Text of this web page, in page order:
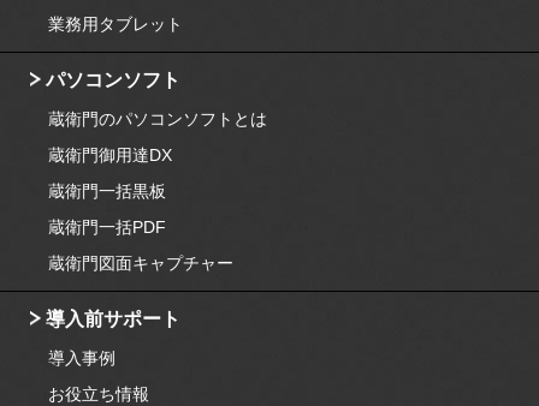
業務用タブレット
パソコンソフト
蔵衛門のパソコンソフトとは
蔵衛門御用達DX
蔵衛門一括黒板
蔵衛門一括PDF
蔵衛門図面キャプチャー
導入前サポート
導入事例
お役立ち情報